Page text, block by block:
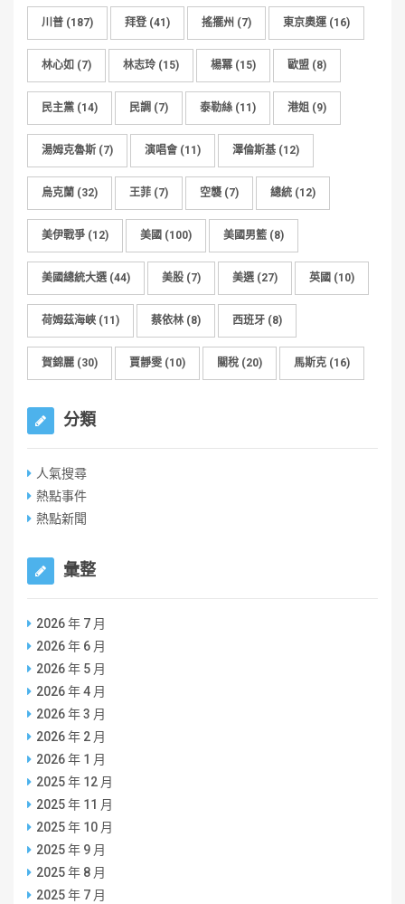
川普 (187) 拜登 (41) 搖擺州 (7) 東京奧運(16)
林心如 (7) 林志玲 (15) 楊冪 (15) 歐盟 (8)
民主黨 (14) 民調 (7) 泰勒絲 (11) 港姐 (9)
湯姆克魯斯 (7) 演唱會 (11) 澤倫斯基 (12)
烏克蘭 (32) 王菲 (7) 空襲 (7) 總統 (12)
美伊戰爭 (12) 美國 (100) 美國男籃 (8)
美國總統大選(44) 美股 (7) 美選(27) 英國 (10)
荷姆茲海峽 (11) 蔡依林 (8) 西班牙 (8)
賀錦麗 (30) 賈靜雯 (10) 關稅 (20) 馬斯克 (16)
分類
人氣搜尋
熱點事件
熱點新聞
彙整
2026 年 7 月
2026 年 6 月
2026 年 5 月
2026 年 4 月
2026 年 3 月
2026 年 2 月
2026 年 1 月
2025 年 12 月
2025 年 11 月
2025 年 10 月
2025 年 9 月
2025 年 8 月
2025 年 7 月